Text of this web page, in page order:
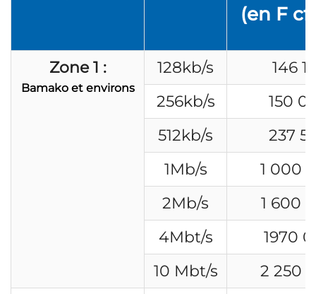
(en F
Zone 1 :
Bamako et environs
128kb/s
146
256kb/s
150
512kb/s
237
1Mb/s
1 000
2Mb/s
1 600
4Mbt/s
1970
10 Mbt/s
2 250